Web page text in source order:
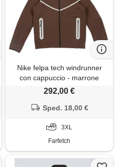
Nike felpa tech windrunner
con cappuccio - marrone
292,00 €
Sped. 18,00 €
3XL
Farfetch